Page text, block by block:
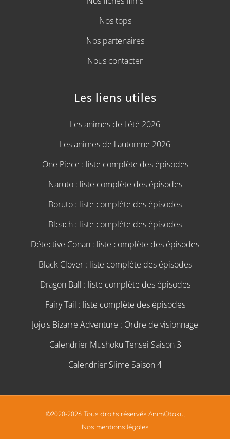
Nos tops
Nos partenaires
Nous contacter
Les liens utiles
Les animes de l'été 2026
Les animes de l'automne 2026
One Piece : liste complète des épisodes
Naruto : liste complète des épisodes
Boruto : liste complète des épisodes
Bleach : liste complète des épisodes
Détective Conan : liste complète des épisodes
Black Clover : liste complète des épisodes
Dragon Ball : liste complète des épisodes
Fairy Tail : liste complète des épisodes
Jojo's Bizarre Adventure : Ordre de visionnage
Calendrier Mushoku Tensei Saison 3
Calendrier Slime Saison 4
©2020-2026 Tous droits réservés AnimOtaku.
Nos mentions légales